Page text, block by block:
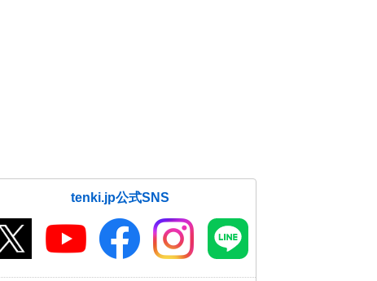
tenki.jp公式SNS